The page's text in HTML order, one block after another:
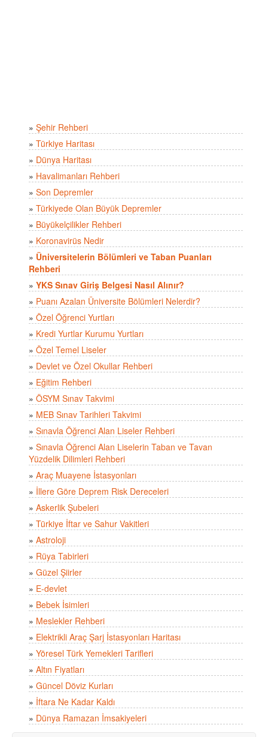
» Şehir Rehberi
» Türkiye Haritası
» Dünya Haritası
» Havalimanları Rehberi
» Son Depremler
» Türkiyede Olan Büyük Depremler
» Büyükelçilikler Rehberi
» Koronavirüs Nedir
» Üniversitelerin Bölümleri ve Taban Puanları
Rehberi
» YKS Sınav Giriş Belgesi Nasıl Alınır?
» Puanı Azalan Üniversite Bölümleri Nelerdir?
» Özel Öğrenci Yurtları
» Kredi Yurtlar Kurumu Yurtları
» Özel Temel Liseler
» Devlet ve Özel Okullar Rehberi
» Eğitim Rehberi
» ÖSYM Sınav Takvimi
» MEB Sınav Tarihleri Takvimi
» Sınavla Öğrenci Alan Liseler Rehberi
» Sınavla Öğrenci Alan Liselerin Taban ve Tavan
Yüzdelik Dilimleri Rehberi
» Araç Muayene İstasyonları
» İllere Göre Deprem Risk Dereceleri
» Askerlik Şubeleri
» Türkiye İftar ve Sahur Vakitleri
» Astroloji
» Rüya Tabirleri
» Güzel Şiirler
» E-devlet
» Bebek İsimleri
» Meslekler Rehberi
» Elektrikli Araç Şarj İstasyonları Haritası
» Yöresel Türk Yemekleri Tarifleri
» Altın Fiyatları
» Güncel Döviz Kurları
» İftara Ne Kadar Kaldı
» Dünya Ramazan İmsakiyeleri